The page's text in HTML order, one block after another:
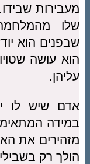
מעבירות
שלו
שבפנים הוא
הוא עושה
עליהן.
אדם שיש לו
במידה
מזהירים את
הולך רק